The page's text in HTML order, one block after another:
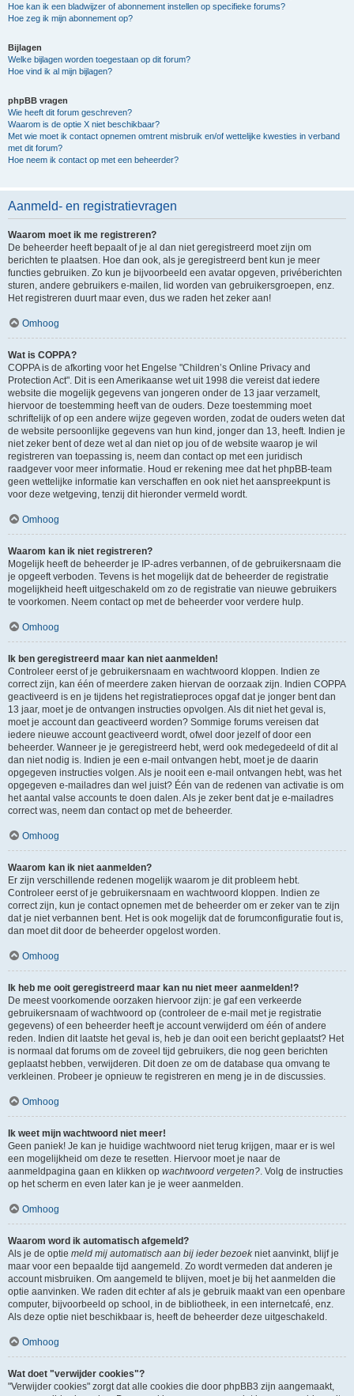
Hoe kan ik een bladwijzer of abonnement instellen op specifieke forums?
Hoe zeg ik mijn abonnement op?
Bijlagen
Welke bijlagen worden toegestaan op dit forum?
Hoe vind ik al mijn bijlagen?
phpBB vragen
Wie heeft dit forum geschreven?
Waarom is de optie X niet beschikbaar?
Met wie moet ik contact opnemen omtrent misbruik en/of wettelijke kwesties in verband
met dit forum?
Hoe neem ik contact op met een beheerder?
Aanmeld- en registratievragen
Waarom moet ik me registreren?
De beheerder heeft bepaalt of je al dan niet geregistreerd moet zijn om
berichten te plaatsen. Hoe dan ook, als je geregistreerd bent kun je meer
functies gebruiken. Zo kun je bijvoorbeeld een avatar opgeven, privéberichten
sturen, andere gebruikers e-mailen, lid worden van gebruikersgroepen, enz.
Het registreren duurt maar even, dus we raden het zeker aan!
Omhoog
Wat is COPPA?
COPPA is de afkorting voor het Engelse "Children’s Online Privacy and
Protection Act". Dit is een Amerikaanse wet uit 1998 die vereist dat iedere
website die mogelijk gegevens van jongeren onder de 13 jaar verzamelt,
hiervoor de toestemming heeft van de ouders. Deze toestemming moet
schriftelijk of op een andere wijze gegeven worden, zodat de ouders weten dat
de website persoonlijke gegevens van hun kind, jonger dan 13, heeft. Indien je
niet zeker bent of deze wet al dan niet op jou of de website waarop je wil
registreren van toepassing is, neem dan contact op met een juridisch
raadgever voor meer informatie. Houd er rekening mee dat het phpBB-team
geen wettelijke informatie kan verschaffen en ook niet het aanspreekpunt is
voor deze wetgeving, tenzij dit hieronder vermeld wordt.
Omhoog
Waarom kan ik niet registreren?
Mogelijk heeft de beheerder je IP-adres verbannen, of de gebruikersnaam die
je opgeeft verboden. Tevens is het mogelijk dat de beheerder de registratie
mogelijkheid heeft uitgeschakeld om zo de registratie van nieuwe gebruikers
te voorkomen. Neem contact op met de beheerder voor verdere hulp.
Omhoog
Ik ben geregistreerd maar kan niet aanmelden!
Controleer eerst of je gebruikersnaam en wachtwoord kloppen. Indien ze
correct zijn, kan één of meerdere zaken hiervan de oorzaak zijn. Indien COPPA
geactiveerd is en je tijdens het registratieproces opgaf dat je jonger bent dan
13 jaar, moet je de ontvangen instructies opvolgen. Als dit niet het geval is,
moet je account dan geactiveerd worden? Sommige forums vereisen dat
iedere nieuwe account geactiveerd wordt, ofwel door jezelf of door een
beheerder. Wanneer je je geregistreerd hebt, werd ook medegedeeld of dit al
dan niet nodig is. Indien je een e-mail ontvangen hebt, moet je de daarin
opgegeven instructies volgen. Als je nooit een e-mail ontvangen hebt, was het
opgegeven e-mailadres dan wel juist? Één van de redenen van activatie is om
het aantal valse accounts te doen dalen. Als je zeker bent dat je e-mailadres
correct was, neem dan contact op met de beheerder.
Omhoog
Waarom kan ik niet aanmelden?
Er zijn verschillende redenen mogelijk waarom je dit probleem hebt.
Controleer eerst of je gebruikersnaam en wachtwoord kloppen. Indien ze
correct zijn, kun je contact opnemen met de beheerder om er zeker van te zijn
dat je niet verbannen bent. Het is ook mogelijk dat de forumconfiguratie fout is,
dan moet dit door de beheerder opgelost worden.
Omhoog
Ik heb me ooit geregistreerd maar kan nu niet meer aanmelden!?
De meest voorkomende oorzaken hiervoor zijn: je gaf een verkeerde
gebruikersnaam of wachtwoord op (controleer de e-mail met je registratie
gegevens) of een beheerder heeft je account verwijderd om één of andere
reden. Indien dit laatste het geval is, heb je dan ooit een bericht geplaatst? Het
is normaal dat forums om de zoveel tijd gebruikers, die nog geen berichten
geplaatst hebben, verwijderen. Dit doen ze om de database qua omvang te
verkleinen. Probeer je opnieuw te registreren en meng je in de discussies.
Omhoog
Ik weet mijn wachtwoord niet meer!
Geen paniek! Je kan je huidige wachtwoord niet terug krijgen, maar er is wel
een mogelijkheid om deze te resetten. Hiervoor moet je naar de
aanmeldpagina gaan en klikken op wachtwoord vergeten?. Volg de instructies
op het scherm en even later kan je je weer aanmelden.
Omhoog
Waarom word ik automatisch afgemeld?
Als je de optie meld mij automatisch aan bij ieder bezoekniet aanvinkt, blijf je
maar voor een bepaalde tijd aangemeld. Zo wordt vermeden dat anderen je
account misbruiken. Om aangemeld te blijven, moet je bij het aanmelden die
optie aanvinken. We raden dit echter af als je gebruik maakt van een openbare
computer, bijvoorbeeld op school, in de bibliotheek, in een internetcafé, enz.
Als deze optie niet beschikbaar is, heeft de beheerder deze uitgeschakeld.
Omhoog
Wat doet "verwijder cookies"?
"Verwijder cookies" zorgt dat alle cookies die door phpBB3 zijn aangemaakt,